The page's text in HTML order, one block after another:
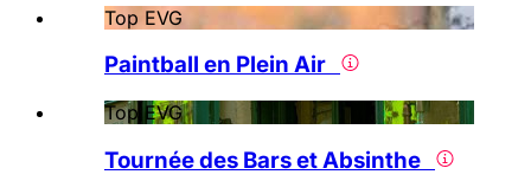
Top EVG
Paintball en Plein Air
Top EVG
Tournée des Bars et Absinthe